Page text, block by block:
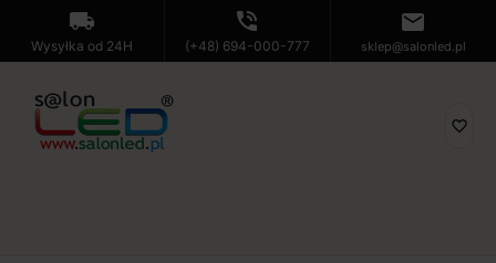
local_shipping
Wysyłka od 24H
phone_in_talk
(+48) 694-000-777
mail
sklep@salonled.pl
favorite_border